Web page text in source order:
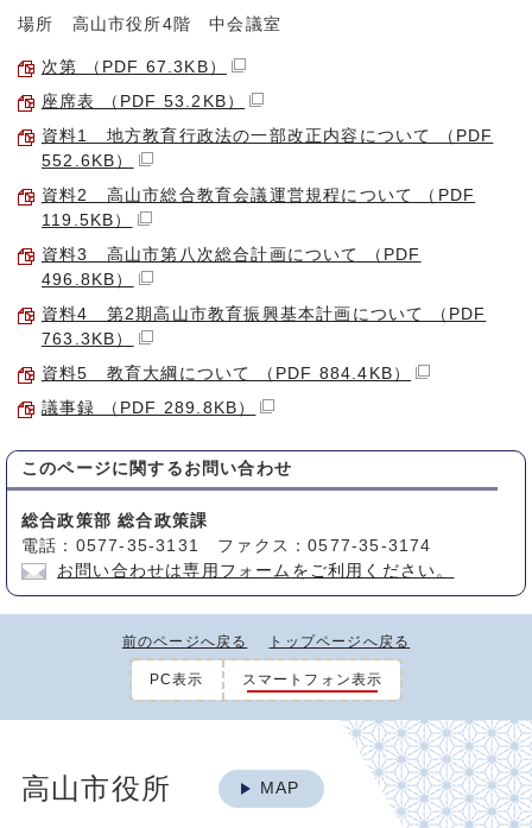
場所 高山市役所4階 中会議室
次第 （PDF 67.3KB）
座席表 （PDF 53.2KB）
資料1 地方教育行政法の一部改正内容について （PDF
552.6KB）
資料2 高山市総合教育会議運営規程について （PDF
119.5KB）
資料3 高山市第八次総合計画について （PDF
496.8KB）
資料4 第2期高山市教育振興基本計画について （PDF
763.3KB）
資料5 教育大綱について （PDF 884.4KB）
議事録 （PDF 289.8KB）
このページに関する お問い合わせ
総合政策部 総合政策課
電話：0577-35-3131 ファクス：0577-35-3174
お問い合わせは専用フォームをご利用ください。
前のページへ戻る トップページへ戻る
PC表示 スマートフォン表示
高山市役所 MAP